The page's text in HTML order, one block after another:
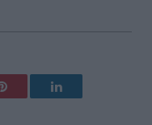
Pinterest LinkedIn